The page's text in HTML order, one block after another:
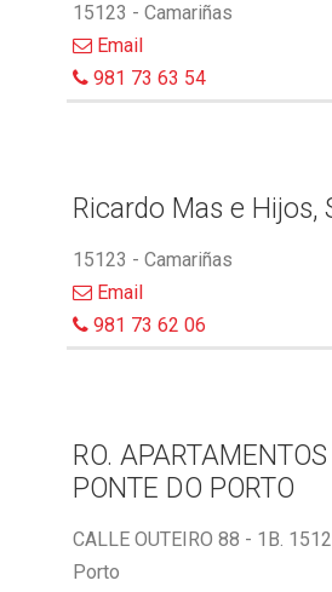
15123 - Camariñas
Email
981 73 63 54
Ricardo Mas e Hijos,
15123 - Camariñas
Email
981 73 62 06
RO.
PONTE DO PORTO
CALLE OUTEIRO 88 - 1B.
Porto